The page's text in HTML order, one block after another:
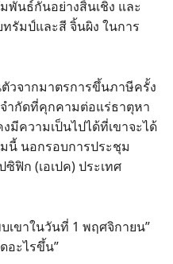
นธ์กันอย่างสิ้นเชิง และ
รัมป์และสี จิ้นผิง ในการ
วจากมาตรการขึ้นภาษีครั้ง
กัดที่คุกคามต่อแร่ธาตุหา
มีความเป็นไปได้ที่เขาจะได้
นี้ นอกรอบการประชุม
ฟิก (เอเปค) ประเทศ
เขาในวันที่ 1 พฤศจิกายน”
อะไรขึ้น”